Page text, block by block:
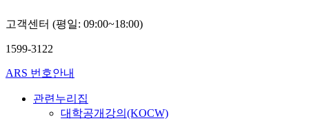
고객센터 (평일: 09:00~18:00)
1599-3122
ARS 번호안내
관련누리집
대학공개강의(KOCW)